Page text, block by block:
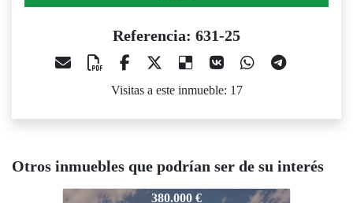
Referencia: 631-25
Visitas a este inmueble: 17
Otros inmuebles que podrían ser de su interés
380.000 € 631-25
631-25 193.000 €